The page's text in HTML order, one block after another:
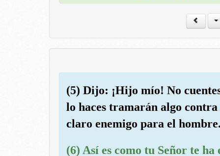
(5) Dijo: ¡Hijo mío! No
lo haces tramarán algo
claro enemigo para el
(6) Así es como tu Señor te